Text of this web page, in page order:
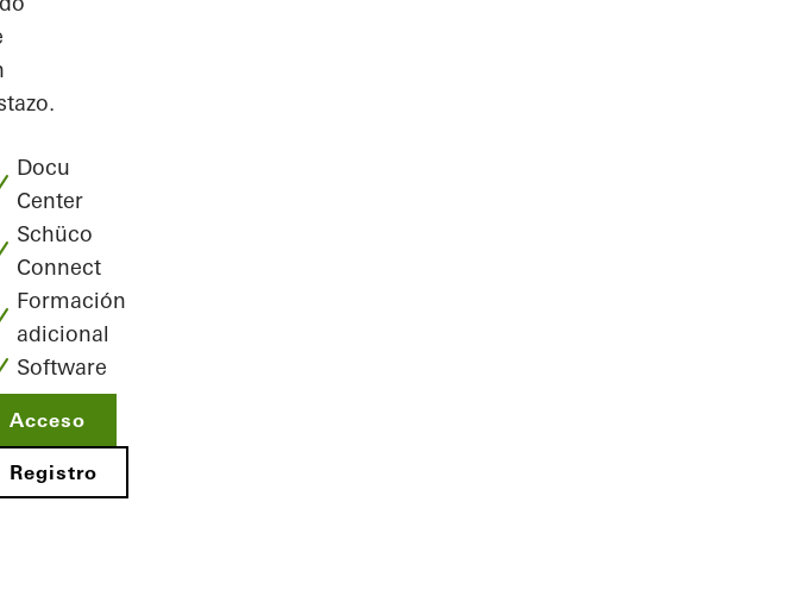
Docu
Center
Schüco
Connect
Formación
adicional
Software
Acceso
Registro